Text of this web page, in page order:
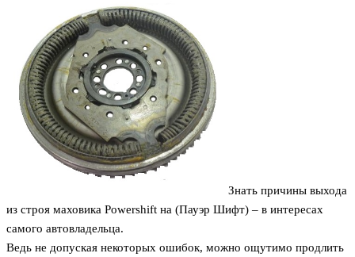
Знать причины выхода
из строя маховика Powershift на (Пауэр Шифт) – в интересах
самого автовладельца.
Ведь не допуская некоторых ошибок, можно ощутимо продлить